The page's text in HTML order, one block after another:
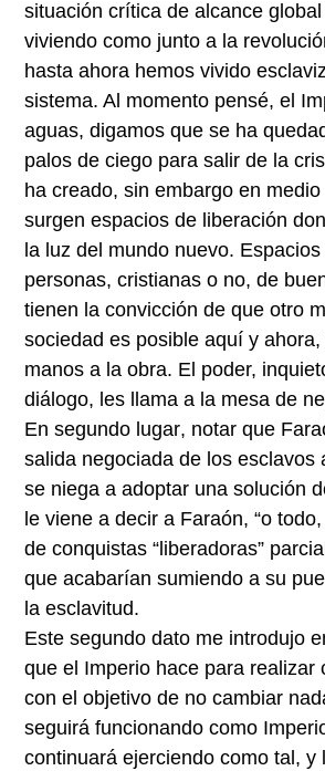
situación crítica de alcance
viviendo como junto a la
hasta ahora hemos vivido
sistema. Al momento pensé, el
aguas, digamos que se ha
palos de ciego para salir de la
ha creado, sin embargo en
surgen espacios de liberación
la luz del mundo nuevo.
personas, cristianas o no, de
tienen la convicción de que otro
sociedad es posible aquí y
manos a la obra. El poder,
diálogo, les llama a la mesa de
En segundo lugar, notar que
salida negociada de los esclavos
se niega a adoptar una solución
le viene a decir a Faraón, “o
de conquistas “liberadoras”
que acabarían sumiendo a su
la esclavitud.
Este segundo dato me introdujo
que el Imperio hace para realizar
con el objetivo de no cambiar
seguirá funcionando como
continuará ejerciendo como tal, y